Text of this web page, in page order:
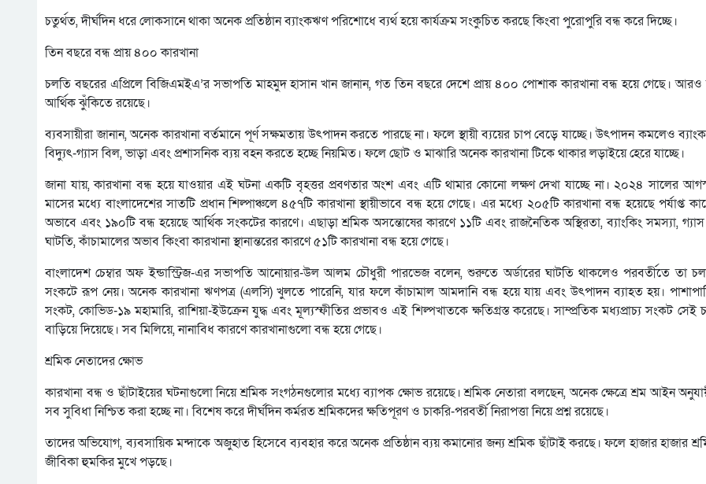
চতুর্থত, দীর্ঘদিন ধরে লোকসানে থাকা অনেক প্রতিষ্ঠান ব্যাংকঋণ পরিশোধে ব্যর্থ হয়ে কার্যক্রম সংকুচিত করছে কিংবা পুরোপুরি বন্ধ করে দিচ্ছে।
তিন বছরে বন্ধ প্রায় ৪০০ কারখানা
চলতি বছরের এপ্রিলে বিজিএমইএ’র সভাপতি মাহমুদ হাসান খান জানান, গত তিন বছরে দেশে প্রায় ৪০০ পোশাক কারখানা বন্ধ হয়ে গেছে। আরও
আর্থিক ঝুঁকিতে রয়েছে।
ব্যবসায়ীরা জানান, অনেক কারখানা বর্তমানে পূর্ণ সক্ষমতায় উৎপাদন করতে পারছে না। ফলে স্থায়ী ব্যয়ের চাপ বেড়ে যাচ্ছে। উৎপাদন কমলেও
বিদ্যুৎ-গ্যাস বিল, ভাড়া এবং প্রশাসনিক ব্যয় বহন করতে হচ্ছে নিয়মিত। ফলে ছোট ও মাঝারি অনেক কারখানা টিকে থাকার লড়াইয়ে হেরে যাচ্ছে।
জানা যায়, কারখানা বন্ধ হয়ে যাওয়ার এই ঘটনা একটি বৃহত্তর প্রবণতার অংশ এবং এটি থামার কোনো লক্ষণ দেখা যাচ্ছে না। ২০২৪ সালের
মাসের মধ্যে বাংলাদেশের সাতটি প্রধান শিল্পাঞ্চলে ৪৫৭টি কারখানা স্থায়ীভাবে বন্ধ হয়ে গেছে। এর মধ্যে ২০৫টি কারখানা বন্ধ হয়েছে পর্যাপ্ত
অভাবে এবং ১৯০টি বন্ধ হয়েছে আর্থিক সংকটের কারণে। এছাড়া শ্রমিক অসন্তোষের কারণে ১১টি এবং রাজনৈতিক অস্থিরতা, ব্যাংকিং সমস্যা,
ঘাটতি, কাঁচামালের অভাব কিংবা কারখানা স্থানান্তরের কারণে ৫১টি কারখানা বন্ধ হয়ে গেছে।
বাংলাদেশ চেম্বার অফ ইন্ডাস্ট্রিজ-এর সভাপতি আনোয়ার-উল আলম চৌধুরী পারভেজ বলেন, শুরুতে অর্ডারের ঘাটতি থাকলেও পরবর্তীতে তা
সংকটে রূপ নেয়। অনেক কারখানা ঋণপত্র (এলসি) খুলতে পারেনি, যার ফলে কাঁচামাল আমদানি বন্ধ হয়ে যায় এবং উৎপাদন ব্যাহত হয়।
সংকট, কোভিড-১৯ মহামারি, রাশিয়া-ইউক্রেন যুদ্ধ এবং মূল্যস্ফীতির প্রভাবও এই শিল্পখাতকে ক্ষতিগ্রস্ত করেছে। সাম্প্রতিক মধ্যপ্রাচ্য সংকট
বাড়িয়ে দিয়েছে। সব মিলিয়ে, নানাবিধ কারণে কারখানাগুলো বন্ধ হয়ে গেছে।
শ্রমিক নেতাদের ক্ষোভ
কারখানা বন্ধ ও ছাঁটাইয়ের ঘটনাগুলো নিয়ে শ্রমিক সংগঠনগুলোর মধ্যে ব্যাপক ক্ষোভ রয়েছে। শ্রমিক নেতারা বলছেন, অনেক ক্ষেত্রে শ্রম আইন
সব সুবিধা নিশ্চিত করা হচ্ছে না। বিশেষ করে দীর্ঘদিন কর্মরত শ্রমিকদের ক্ষতিপূরণ ও চাকরি-পরবর্তী নিরাপত্তা নিয়ে প্রশ্ন রয়েছে।
তাদের অভিযোগ, ব্যবসায়িক মন্দাকে অজুহাত হিসেবে ব্যবহার করে অনেক প্রতিষ্ঠান ব্যয় কমানোর জন্য শ্রমিক ছাঁটাই করছে। ফলে হাজার হাজার
জীবিকা হুমকির মুখে পড়ছে।